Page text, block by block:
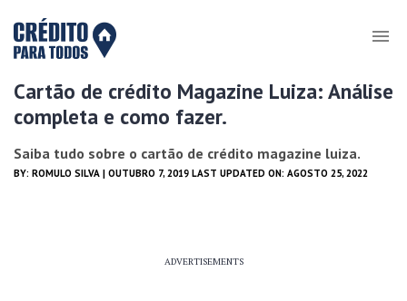
Cartão de crédito Magazine Luiza: Análise
completa e como fazer.
Saiba tudo sobre o cartão de crédito magazine luiza.
BY: ROMULO SILVA | OUTUBRO 7, 2019 LAST UPDATED ON: AGOSTO 25, 2022
ADVERTISEMENTS